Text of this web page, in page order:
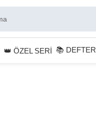
👑 ÖZEL SERİ 📚 DEFTER